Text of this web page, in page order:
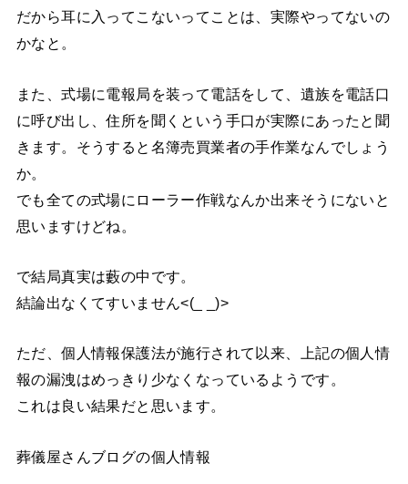
だから耳に入ってこないってことは、実際やってないの
かなと。
また、式場に電報局を装って電話をして、遺族を電話口
に呼び出し、住所を聞くという手口が実際にあったと聞
きます。そうすると名簿売買業者の手作業なんでしょう
か。
でも全ての式場にローラー作戦なんか出来そうにないと
思いますけどね。
で結局真実は藪の中です。
結論出なくてすいません<(_ _)>
ただ、個人情報保護法が施行されて以来、上記の個人情
報の漏洩はめっきり少なくなっているようです。
これは良い結果だと思います。
葬儀屋さんブログの個人情報